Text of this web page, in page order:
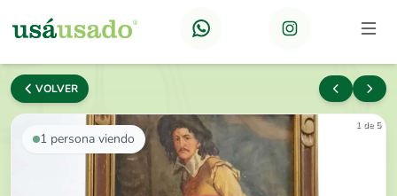
VOLVER
1 persona viendo
1 de 5